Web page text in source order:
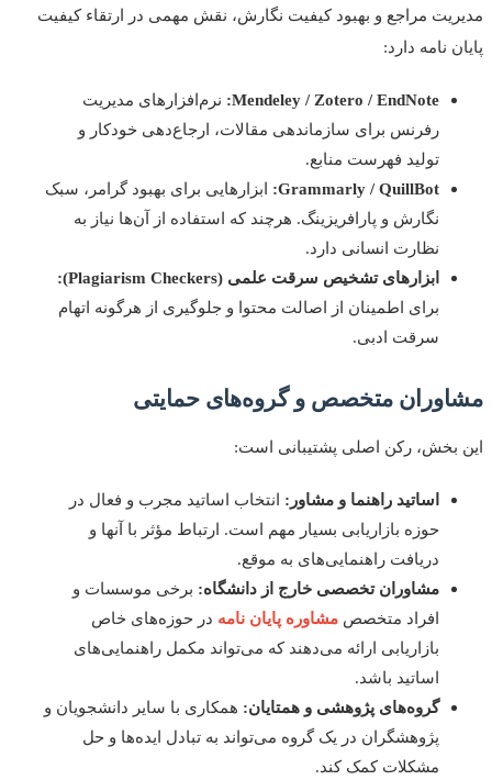
مراجع و بهبود کیفیت نگارش، نقش مهمی در ارتقاء کیفیت
نامه دارد:
Mendeley / Zotero / EndNote: نرم‌افزارهای مدیریت
رفرنس برای سازماندهی مقالات، ارجاع‌دهی خودکار و
تولید فهرست منابع.
Grammarly / QuillBot: ابزارهایی برای بهبود گرامر، سبک
نگارش و پارافریزینگ. هرچند که استفاده از آن‌ها نیاز به
نظارت انسانی دارد.
ابزارهای تشخیص سرقت علمی (Plagiarism Checkers):
برای اطمینان از اصالت محتوا و جلوگیری از هرگونه اتهام
سرقت ادبی.
متخصص و گروه‌های حمایتی
بخش، رکن اصلی پشتیبانی است:
اساتید راهنما و مشاور:انتخاب اساتید مجرب و فعال در
حوزه بازاریابی بسیار مهم است. ارتباط مؤثر با آنها و
دریافت راهنمایی‌های به موقع.
مشاوران تخصصی خارج از دانشگاه:برخی موسسات و
افراد متخصصمشاوره پایان نامهدر حوزه‌های خاص
بازاریابی ارائه می‌دهند که می‌تواند مکمل راهنمایی‌های
اساتید باشد.
گروه‌های پژوهشی و همتایان:همکاری با سایر دانشجویان و
پژوهشگران در یک گروه می‌تواند به تبادل ایده‌ها و حل
مشکلات کمک کند.